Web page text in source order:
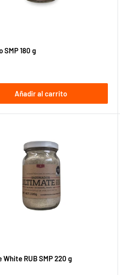
SMP 180 g
Añadir al carrito
RUB SMP 220 g